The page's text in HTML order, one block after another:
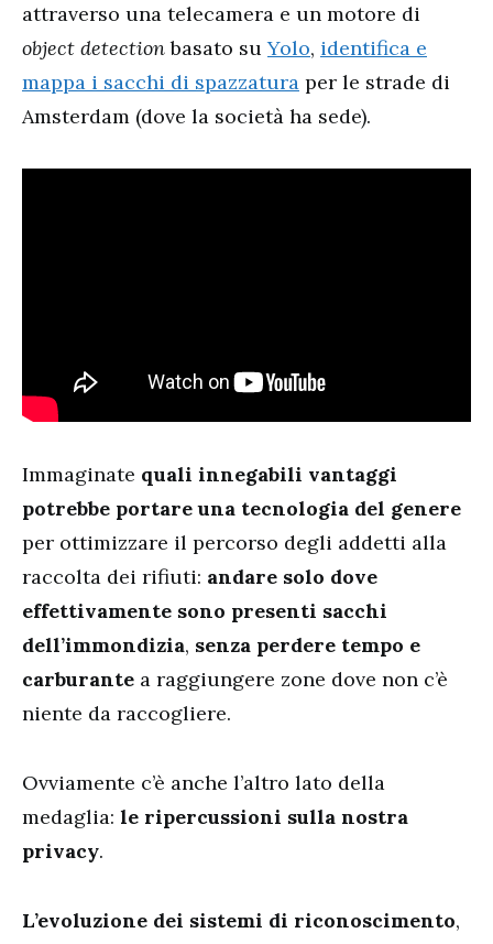
attraverso una telecamera e un motore di
object detectionbasato suYolo, identifica e
mappa i sacchi di spazzatura per le strade di
Amsterdam (dove la società ha sede).
Immaginate quali innegabili vantaggi
potrebbe portare una tecnologia del genere
per ottimizzare il percorso degli addetti alla
raccolta dei rifiuti: andare solo dove
effettivamente sono presenti sacchi
dell’immondizia, senza perdere tempo e
carburante a raggiungere zone dove non c’è
niente da raccogliere.
Ovviamente c’è anche l’altro lato della
medaglia: le ripercussioni sulla nostra
privacy.
L’evoluzione dei sistemi di riconoscimento,